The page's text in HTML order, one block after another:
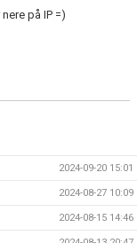
på IP =)
2024-09-20 15:01
2024-08-27 10:09
2024-08-15 14:46